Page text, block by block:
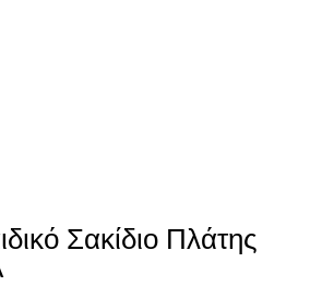
Σακίδιο Πλάτης